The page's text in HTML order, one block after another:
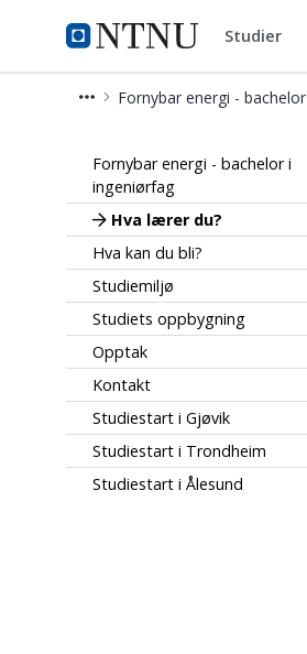
NTNU Hjemmeside
Fornybar energi
Studier
Fornybar energi -
Fornybar energi - bachelor i
ingeniørfag
Hva lærer du?
Hva kan du bli?
Studiemiljø
Studiets oppbygning
Opptak
Kontakt
Studiestart i Gjøvik
Studiestart i Trondheim
Studiestart i Ålesund